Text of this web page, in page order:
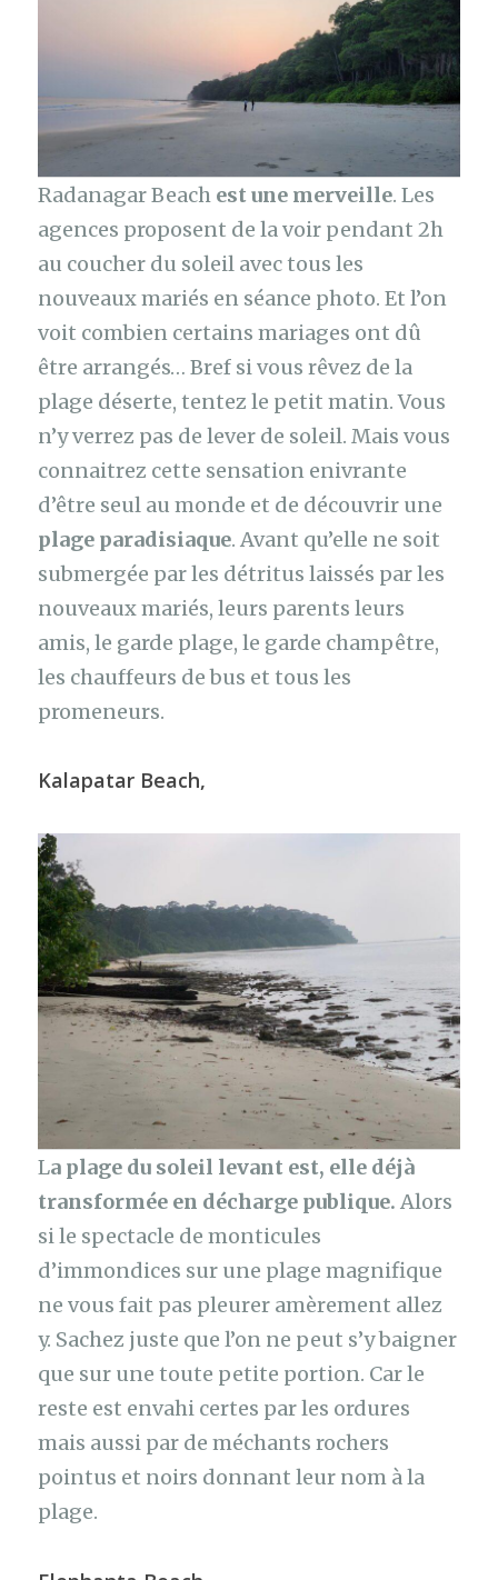
Radanagar Beach est une merveille. Les
agences proposent de la voir pendant 2h
au coucher du soleil avec tous les
nouveaux mariés en séance photo. Et l’on
voit combien certains mariages ont dû
être arrangés… Bref si vous rêvez de la
plage déserte, tentez le petit matin. Vous
n’y verrez pas de lever de soleil. Mais vous
connaitrez cette sensation enivrante
d’être seul au monde et de découvrir une
plage paradisiaque. Avant qu’elle ne soit
submergée par les détritus laissés par les
nouveaux mariés, leurs parents leurs
amis, le garde plage, le garde champêtre,
les chauffeurs de bus et tous les
promeneurs.
Kalapatar Beach,
La plage du soleil levant est, elle déjà
transformée en décharge publique. Alors
si le spectacle de monticules
d’immondices sur une plage magnifique
ne vous fait pas pleurer amèrement allez
y. Sachez juste que l’on ne peut s’y baigner
que sur une toute petite portion. Car le
reste est envahi certes par les ordures
mais aussi par de méchants rochers
pointus et noirs donnant leur nom à la
plage.